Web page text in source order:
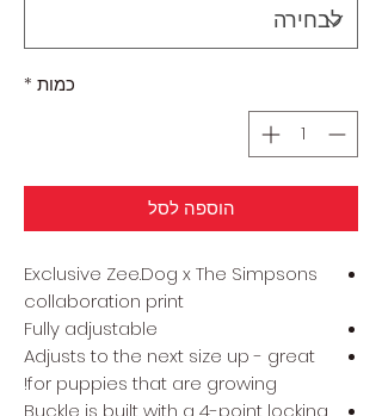
כמות *
הוספה לסל
Exclusive Zee.Dog x The Simpsons
collaboration print
Fully adjustable
Adjusts to the next size up - great
for puppies that are growing!
Buckle is built with a 4-point locking